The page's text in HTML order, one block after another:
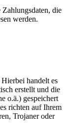
die
werden.
handelt es
erstellt und die
o.ä.) gespeichert
richten auf Ihrem
Trojaner oder